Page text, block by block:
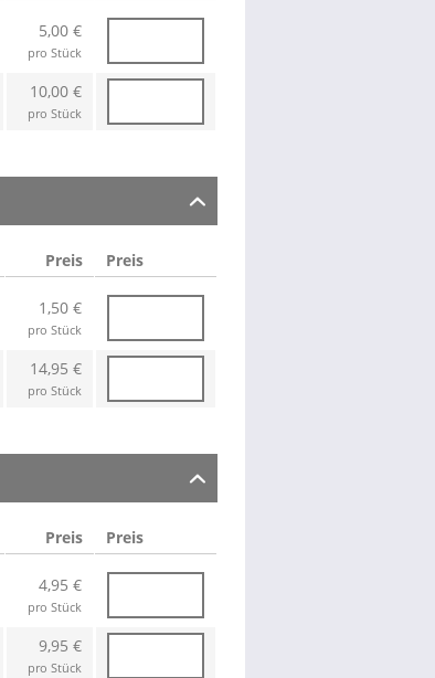
5,00 €
pro Stück
10,00 €
pro Stück
Preis Preis
1,50 €
pro Stück
14,95 €
pro Stück
Preis Preis
4,95 €
pro Stück
9,95 €
pro Stück